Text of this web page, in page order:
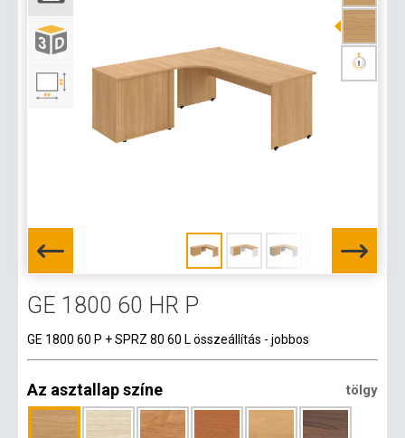
GE 1800 60 HR P
GE 1800 60 P + SPRZ 80 60 L összeállítás - jobbos
Az asztallap színe tölgy